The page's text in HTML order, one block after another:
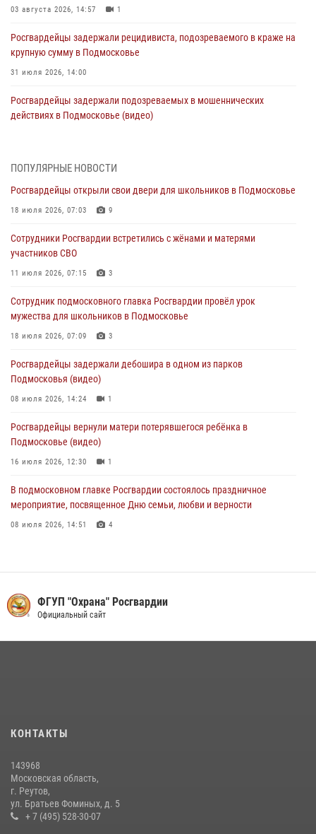
03 августа 2026, 14:57 1
Росгвардейцы задержали рецидивиста, подозреваемого в краже на
крупную сумму в Подмосковье
31 июля 2026, 14:00
Росгвардейцы задержали подозреваемых в мошеннических
действиях в Подмосковье (видео)
Росгвардейцы задержали нетрезвую автоледи в Подмосковье
30 июля 2026, 08:10
федеральном розыске (видео)
29 июля 2026, 14:44
29 июля 2026, 14:37
Росгвардейцы задержали нетрезвого нарушителя общественного
27 июля 2026, 14:12
ПОПУЛЯРНЫЕ НОВОСТИ
Росгвардейцы открыли свои двери для школьников в Подмосковье
18 июля 2026, 07:03 9
Сотрудники Росгвардии встретились с жёнами и матерями
участников СВО
11 июля 2026, 07:15 3
Сотрудник подмосковного главка Росгвардии провёл урок
мужества для школьников в Подмосковье
18 июля 2026, 07:09 3
Росгвардейцы задержали дебошира в одном из парков
Подмосковья (видео)
08 июля 2026, 14:24 1
Росгвардейцы вернули матери потерявшегося ребёнка в
Подмосковье (видео)
16 июля 2026, 12:30 1
В подмосковном главке Росгвардии состоялось праздничное
мероприятие, посвященное Дню семьи, любви и верности
08 июля 2026, 14:51 4
19 июля 2026, 06:00 2
Росгвардейцы пресекли кражу на крупную сумму с охраняемого
объекта в Подмосковье (видео)
жильцов многоквартирного дома охотничьим карабином (видео)
16 июля 2026, 09:30
ФГУП "Охрана" Росгвардии
Официальный сайт
КОНТАКТЫ
143968
Московская область,
г. Реутов,
ул. Братьев Фоминых, д. 5
+ 7 (495) 528-30-07